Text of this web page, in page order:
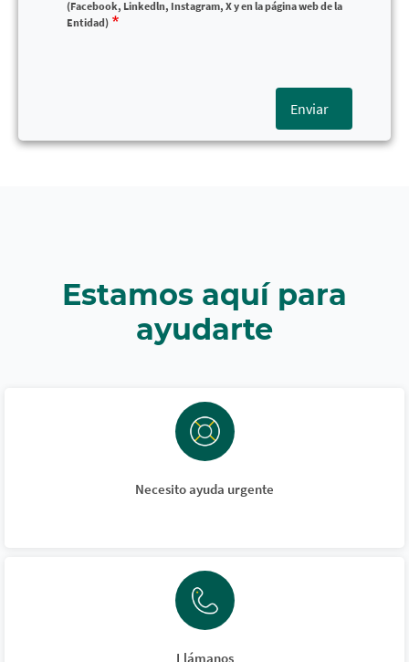
(Facebook, Linkedln, Instagram, X y en la página web de la
Entidad)
Enviar
Estamos aquí para
ayudarte
Necesito ayuda urgente
Llámanos